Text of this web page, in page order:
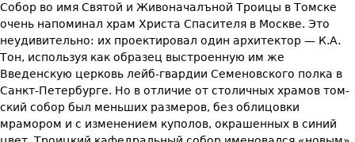
Собор во имя Святой и Живоначалъной Троицы в Томске
очень напо­минал храм Христа Спасителя в Москве. Это
неудивительно: их про­ектировал один архитектор — К.А.
Тон, используя как образец вы­строенную им же
Введенскую церковь лейб-гвардии Семеновского полка в
Санкт-Петербурге. Но в отличие от столичных храмов том­
ский собор был меньших размеров, без облицовки
мрамором и с изме­нением куполов, окрашенных в синий